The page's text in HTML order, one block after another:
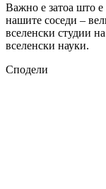
Важно е затоа што е
нашите соседи –
вселенски студии
вселенски науки.
Сподели